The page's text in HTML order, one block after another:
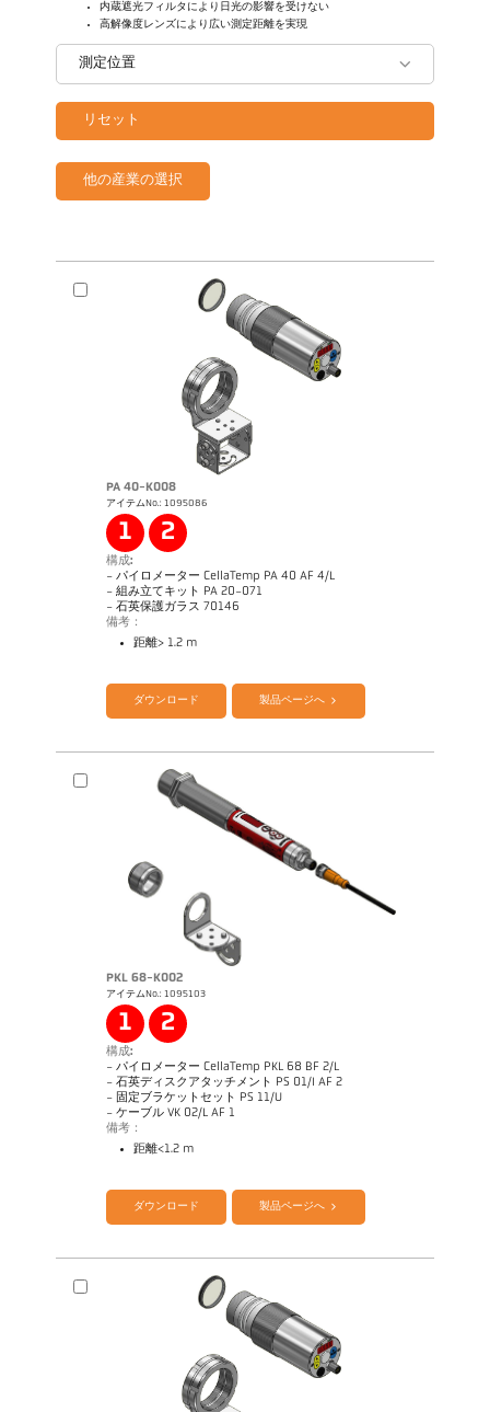
内蔵遮光フィルタにより日光の影響を受けない
高解像度レンズにより広い測定距離を実現
測定位置
リセット
他の産業の選択
PA 40-K008
アイテムNo.: 1095086
1 2
構成:
- パイロメーター CellaTemp PA 40 AF 4/L
- 組み立てキット PA 20-071
- 石英保護ガラス 70146
備考：
距離> 1.2 m
カタログ CellaTemp PA
ダウンロード 製品ページへ
PKL 68-K002
アイテムNo.: 1095103
1 2
構成:
- パイロメーター CellaTemp PKL 68 BF 2/L
- 石英ディスクアタッチメント PS 01/I AF 2
- 固定ブラケットセット PS 11/U
- ケーブル VK 02/L AF 1
備考：
距離<1.2 m
カタログ CellaTemp PK PKF PKL
ダウンロード 製品ページへ